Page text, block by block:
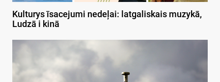
Kulturys īsacejumi nedeļai: latgaliskais muzykā,
Ludzā i kinā